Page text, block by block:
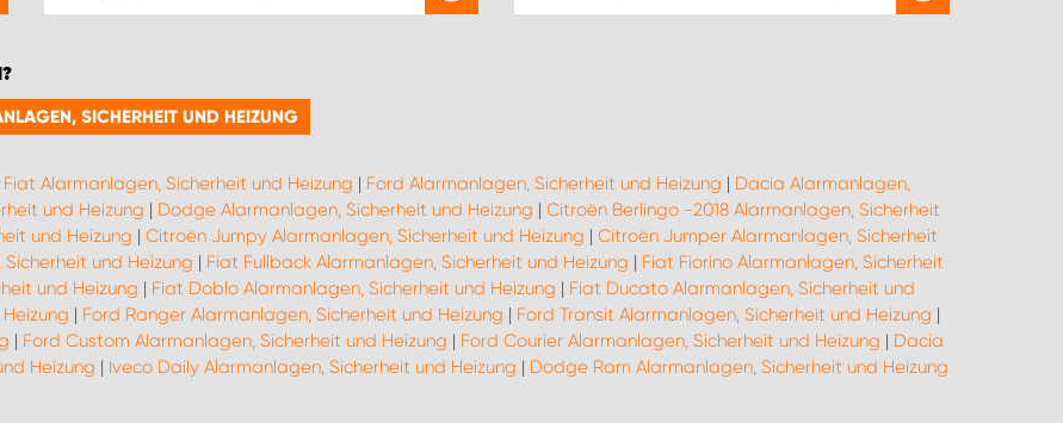
SICHERHEIT UND HEIZUNG
Fiat Alarmanlagen, Sicherheit und Heizung | Ford Alarmanlagen, Sicherheit und Heizung | Dacia Alarmanlagen,
und Heizung | Dodge Alarmanlagen, Sicherheit und Heizung | Citroën Berlingo -2018 Alarmanlagen, Sicherheit
und Heizung | Citroën Jumpy Alarmanlagen, Sicherheit und Heizung | Citroën Jumper Alarmanlagen, Sicherheit
und Heizung | Fiat Fullback Alarmanlagen, Sicherheit und Heizung | Fiat Fiorino Alarmanlagen, Sicherheit
und Heizung | Fiat Doblo Alarmanlagen, Sicherheit und Heizung | Fiat Ducato Alarmanlagen, Sicherheit und
| Ford Ranger Alarmanlagen, Sicherheit und Heizung | Ford Transit Alarmanlagen, Sicherheit und Heizung |
| Ford Custom Alarmanlagen, Sicherheit und Heizung | Ford Courier Alarmanlagen, Sicherheit und Heizung | Dacia
Heizung | Iveco Daily Alarmanlagen, Sicherheit und Heizung | Dodge Ram Alarmanlagen, Sicherheit und Heizung